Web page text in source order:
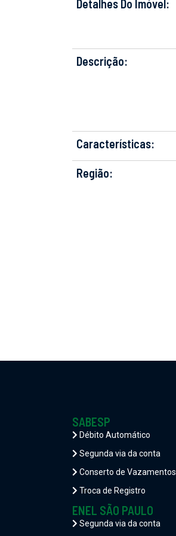
Detalhes Do Imóvel:
Descrição:
Características:
Região:
SABESP
Débito Automático
Segunda via da conta
Conserto de Vazamentos
Troca de Registro
ENEL SÃO PAULO
Segunda via da conta